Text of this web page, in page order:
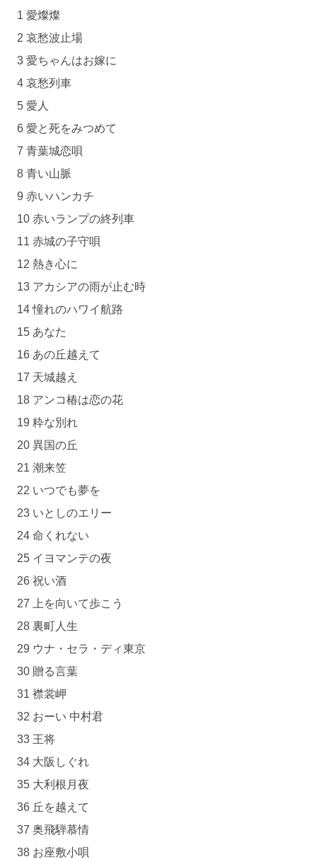
1 愛燦燦
2 哀愁波止場
3 愛ちゃんはお嫁に
4 哀愁列車
5 愛人
6 愛と死をみつめて
7 青葉城恋唄
8 青い山脈
9 赤いハンカチ
10 赤いランプの終列車
11 赤城の子守唄
12 熱き心に
13 アカシアの雨が止む時
14 憧れのハワイ航路
15 あなた
16 あの丘越えて
17 天城越え
18 アンコ椿は恋の花
19 粋な別れ
20 異国の丘
21 潮来笠
22 いつでも夢を
23 いとしのエリー
24 命くれない
25 イヨマンテの夜
26 祝い酒
27 上を向いて歩こう
28 裏町人生
29 ウナ・セラ・ディ東京
30 贈る言葉
31 襟裳岬
32 おーい 中村君
33 王将
34 大阪しぐれ
35 大利根月夜
36 丘を越えて
37 奥飛騨慕情
38 お座敷小唄